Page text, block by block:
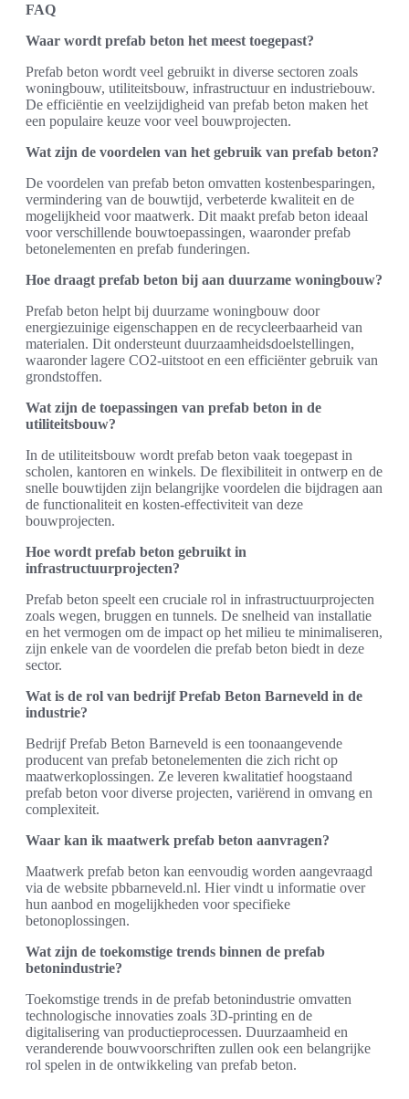
FAQ
Waar wordt prefab beton het meest toegepast?
Prefab beton wordt veel gebruikt in diverse sectoren zoals
woningbouw, utiliteitsbouw, infrastructuur en industriebouw.
De efficiëntie en veelzijdigheid van prefab beton maken het
een populaire keuze voor veel bouwprojecten.
Wat zijn de voordelen van het gebruik van prefab beton?
De voordelen van prefab beton omvatten kostenbesparingen,
vermindering van de bouwtijd, verbeterde kwaliteit en de
mogelijkheid voor maatwerk. Dit maakt prefab beton ideaal
voor verschillende bouwtoepassingen, waaronder prefab
betonelementen en prefab funderingen.
Hoe draagt prefab beton bij aan duurzame woningbouw?
Prefab beton helpt bij duurzame woningbouw door
energiezuinige eigenschappen en de recycleerbaarheid van
materialen. Dit ondersteunt duurzaamheidsdoelstellingen,
waaronder lagere CO2-uitstoot en een efficiënter gebruik van
grondstoffen.
Wat zijn de toepassingen van prefab beton in de
utiliteitsbouw?
In de utiliteitsbouw wordt prefab beton vaak toegepast in
scholen, kantoren en winkels. De flexibiliteit in ontwerp en de
snelle bouwtijden zijn belangrijke voordelen die bijdragen aan
de functionaliteit en kosten-effectiviteit van deze
bouwprojecten.
Hoe wordt prefab beton gebruikt in
infrastructuurprojecten?
Prefab beton speelt een cruciale rol in infrastructuurprojecten
zoals wegen, bruggen en tunnels. De snelheid van installatie
en het vermogen om de impact op het milieu te minimaliseren,
zijn enkele van de voordelen die prefab beton biedt in deze
sector.
Wat is de rol van bedrijf Prefab Beton Barneveld in de
industrie?
Bedrijf Prefab Beton Barneveld is een toonaangevende
producent van prefab betonelementen die zich richt op
maatwerkoplossingen. Ze leveren kwalitatief hoogstaand
prefab beton voor diverse projecten, variërend in omvang en
complexiteit.
Waar kan ik maatwerk prefab beton aanvragen?
Maatwerk prefab beton kan eenvoudig worden aangevraagd
via de website pbbarneveld.nl. Hier vindt u informatie over
hun aanbod en mogelijkheden voor specifieke
betonoplossingen.
Wat zijn de toekomstige trends binnen de prefab
betonindustrie?
Toekomstige trends in de prefab betonindustrie omvatten
technologische innovaties zoals 3D-printing en de
digitalisering van productieprocessen. Duurzaamheid en
veranderende bouwvoorschriften zullen ook een belangrijke
rol spelen in de ontwikkeling van prefab beton.